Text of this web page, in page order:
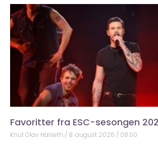
Favoritter fra ESC-sesongen
Knut Olav Halseth 8. august 2026 08:00